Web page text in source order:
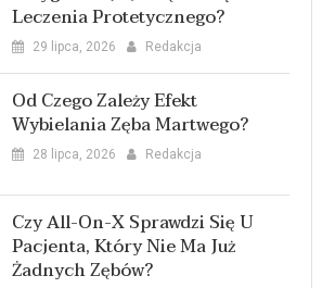
Leczenia Protetycznego?
29 lipca, 2026 Redakcja
Od Czego Zależy Efekt
Wybielania Zęba Martwego?
28 lipca, 2026 Redakcja
Czy All-On-X Sprawdzi Się U
Pacjenta, Który Nie Ma Już
Żadnych Zębów?